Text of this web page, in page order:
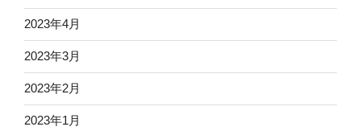
2023年4月
2023年3月
2023年2月
2023年1月